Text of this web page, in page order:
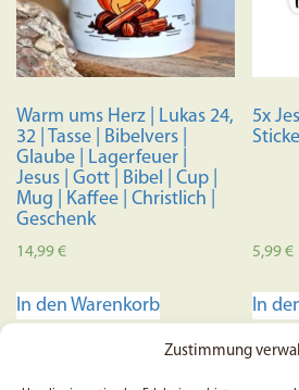
Zustimmung
Warm ums Herz | Lukas 24,
32 | Tasse | Bibelvers |
Glaube | Lagerfeuer |
Jesus | Gott | Bibel | Cup |
Mug | Kaffee | Christlich |
Geschenk
14,99€
In den Warenkorb
5x
5,99€
In